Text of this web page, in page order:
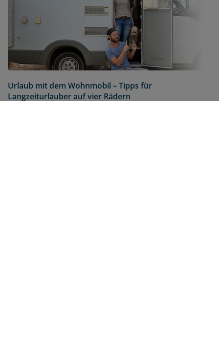
Urlaub mit dem Wohnmobil – Tipps für
Langzeiturlauber auf vier Rädern